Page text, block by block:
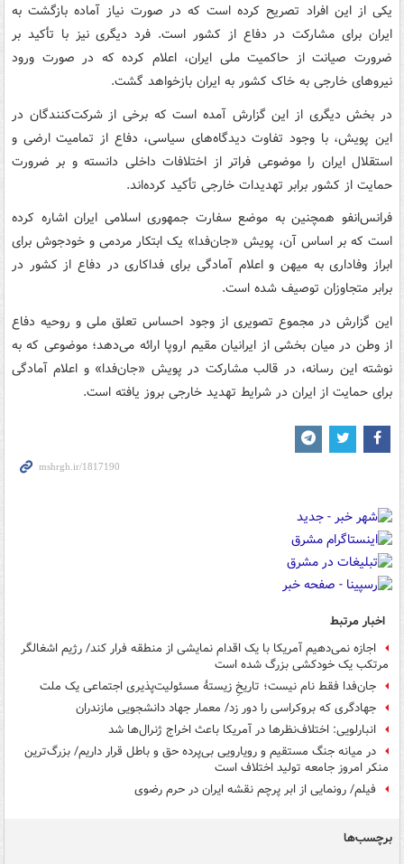
یکی از این افراد تصریح کرده است که در صورت نیاز آماده بازگشت به
ایران برای مشارکت در دفاع از کشور است. فرد دیگری نیز با تأکید بر
ضرورت صیانت از حاکمیت ملی ایران، اعلام کرده که در صورت ورود
نیروهای خارجی به خاک کشور به ایران بازخواهد گشت.
در بخش دیگری از این گزارش آمده است که برخی از شرکت‌کنندگان در
این پویش، با وجود تفاوت دیدگاه‌های سیاسی، دفاع از تمامیت ارضی و
استقلال ایران را موضوعی فراتر از اختلافات داخلی دانسته و بر ضرورت
حمایت از کشور برابر تهدیدات خارجی تأکید کرده‌اند.
فرانس‌انفو همچنین به موضع سفارت جمهوری اسلامی ایران اشاره کرده
است که بر اساس آن، پویش «جان‌فدا» یک ابتکار مردمی و خودجوش برای
ابراز وفاداری به میهن و اعلام آمادگی برای فداکاری در دفاع از کشور در
برابر متجاوزان توصیف شده است.
این گزارش در مجموع تصویری از وجود احساس تعلق ملی و روحیه دفاع
از وطن در میان بخشی از ایرانیان مقیم اروپا ارائه می‌دهد؛ موضوعی که به
نوشته این رسانه، در قالب مشارکت در پویش «جان‌فدا» و اعلام آمادگی
برای حمایت از ایران در شرایط تهدید خارجی بروز یافته است.
اخبار مرتبط
اجازه نمی‌دهیم آمریکا با یک اقدام نمایشی از منطقه فرار کند/ رژیم اشغالگر
مرتکب یک خودکشی بزرگ شده است
جان‌فدا فقط نام نیست؛ تاریخِ زیستهٔ مسئولیت‌پذیری اجتماعی یک ملت
جهادگری که بروکراسی را دور زد/ معمار جهاد دانشجویی مازندران
انبارلویی: اختلاف‌نظرها در آمریکا باعث اخراج ژنرال‌ها شد
در میانه جنگ مستقیم و رویارویی بی‌پرده حق و باطل قرار داریم/ بزرگ‌ترین
منکر امروز جامعه تولید اختلاف است
فیلم/ رونمایی از ابر پرچم نقشه ایران در حرم رضوی
برچسب‌ها